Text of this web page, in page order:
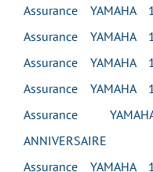
Assurance YAMAHA
Assurance YAMAHA
Assurance YAMAHA
Assurance YAMAHA
Assurance
ANNIVERSAIRE
Assurance YAMAHA